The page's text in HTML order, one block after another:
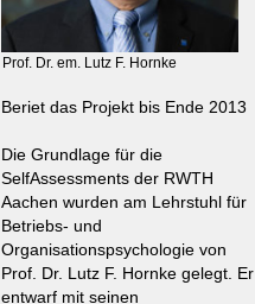
Prof. Dr. em. Lutz F. Hornke
Beriet das Projekt bis Ende 2013
Die Grundlage für die
SelfAssessments der RWTH
Aachen wurden am Lehrstuhl für
Betriebs- und
Organisationspsychologie von
Prof. Dr. Lutz F. Hornke gelegt. Er
entwarf mit seinen